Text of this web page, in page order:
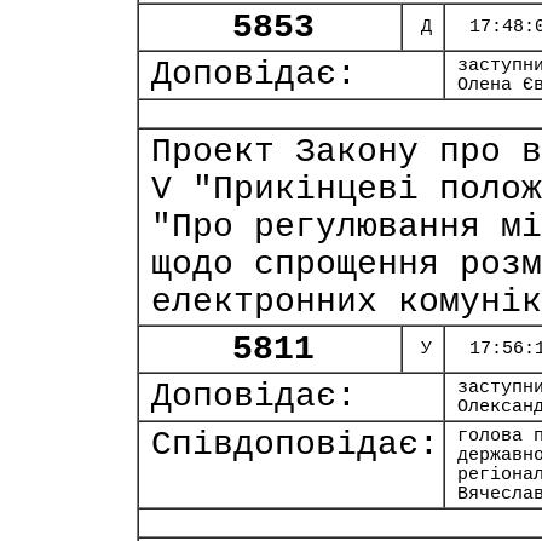
5853
Д
Доповідає:
Олена
Проект Закону про
V "Прикінцеві
"Про регулювання
щодо спрощення
електронних
5811
У
Доповідає:
Співдоповідає:
голова